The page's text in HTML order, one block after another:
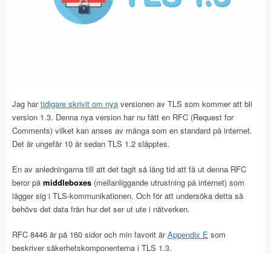
Jag hartidigare skrivit om nya versionen av TLS som kommer att bli
version 1.3. Denna nya version har nu fått en RFC (Request for
Comments) vilket kan anses av många som en standard på internet.
Det är ungefär 10 år sedan TLS 1.2 släpptes.
En av anledningarna till att det tagit så lång tid att få ut denna RFC
beror på middleboxes (mellanliggande utrustning på internet) som
lägger sig i TLS-kommunikationen. Och för att undersöka detta så
behövs det data från hur det ser ut ute i nätverken.
RFC 8446 är på 160 sidor och min favorit ärAppendix E som
beskriver säkerhetskomponenterna i TLS 1.3.